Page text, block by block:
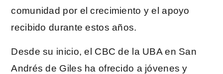
comunidad por el crecimiento y el apoyo
recibido durante estos años.
Desde su inicio, el CBC de la UBA en San
Andrés de Giles ha ofrecido a jóvenes y